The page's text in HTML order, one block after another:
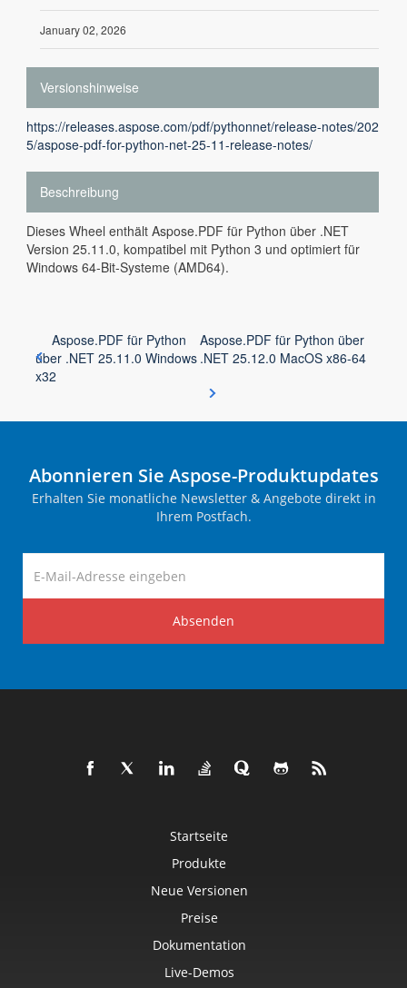
January 02, 2026
Versionshinweise
https://releases.aspose.com/pdf/pythonnet/release-notes/202
5/aspose-pdf-for-python-net-25-11-release-notes/
Beschreibung
Dieses Wheel enthält Aspose.PDF für Python über .NET
Version 25.11.0, kompatibel mit Python 3 und optimiert für
Windows 64-Bit-Systeme (AMD64).
Aspose.PDF für Python
über .NET 25.11.0 Windows
x32
Aspose.PDF für Python über
.NET 25.12.0 MacOS x86-64
Abonnieren Sie Aspose-Produktupdates
Erhalten Sie monatliche Newsletter & Angebote direkt in
Ihrem Postfach.
Absenden
Startseite
Produkte
Neue Versionen
Preise
Dokumentation
Live-Demos